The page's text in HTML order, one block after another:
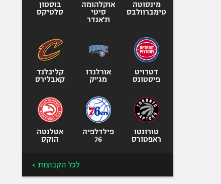
מינסוטה
טימברוולבס
אוקלהומה
סיטי
ת'אנדר
בוסטון
סלטיקס
דטרויט
פיסטונס
אורלנדו
מג'יק
קליבלנד
קאבלירס
טורונטו
ראפטורס
פילדלפיה
76
אטלנטה
הוקס
לכל הקבוצות >